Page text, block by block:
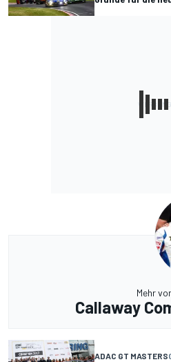
Mehr
Callaway
ADAC GT MASTERS